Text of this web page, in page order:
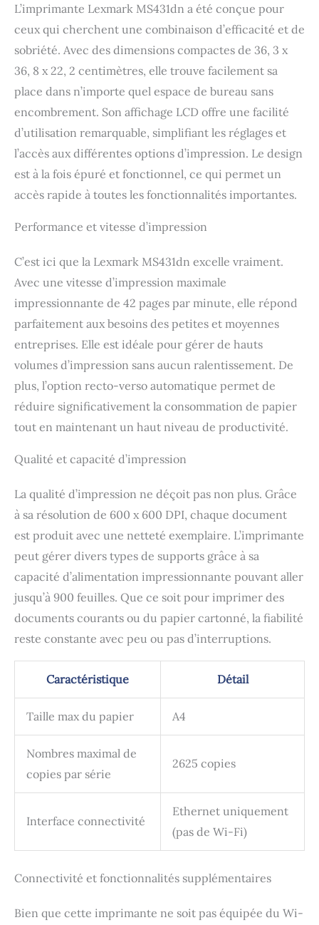
L’imprimante Lexmark MS431dn a été conçue pour
ceux qui cherchent une combinaison d’efficacité et de
sobriété. Avec des dimensions compactes de 36, 3 x
36, 8 x 22, 2 centimètres, elle trouve facilement sa
place dans n’importe quel espace de bureau sans
encombrement. Son affichage LCD offre une facilité
d’utilisation remarquable, simplifiant les réglages et
l’accès aux différentes options d’impression. Le design
est à la fois épuré et fonctionnel, ce qui permet un
accès rapide à toutes les fonctionnalités importantes.
Performance et vitesse d’impression
C’est ici que la Lexmark MS431dn excelle vraiment.
Avec une vitesse d’impression maximale
impressionnante de 42 pages par minute, elle répond
parfaitement aux besoins des petites et moyennes
entreprises. Elle est idéale pour gérer de hauts
volumes d’impression sans aucun ralentissement. De
plus, l’option recto-verso automatique permet de
réduire significativement la consommation de papier
tout en maintenant un haut niveau de productivité.
Qualité et capacité d’impression
La qualité d’impression ne déçoit pas non plus. Grâce
à sa résolution de 600 x 600 DPI, chaque document
est produit avec une netteté exemplaire. L’imprimante
peut gérer divers types de supports grâce à sa
capacité d’alimentation impressionnante pouvant aller
jusqu’à 900 feuilles. Que ce soit pour imprimer des
documents courants ou du papier cartonné, la fiabilité
reste constante avec peu ou pas d’interruptions.
Caractéristique Détail
Taille max du papier A4
Nombres maximal de
copies par série
2625 copies
Interface connectivité
Ethernet uniquement
(pas de Wi-Fi)
Connectivité et fonctionnalités supplémentaires
Bien que cette imprimante ne soit pas équipée du Wi-